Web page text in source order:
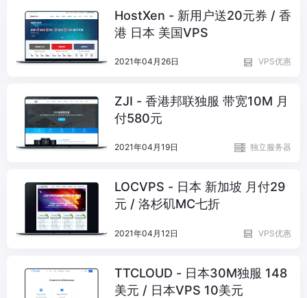
HostXen - 新用户送20元券 / 香
港 日本 美国VPS
2021年04月26日 VPS优惠
ZJI - 香港邦联独服 带宽10M 月
付580元
2021年04月19日 独立服务器
LOCVPS - 日本 新加坡 月付29
元 / 洛杉矶MC七折
2021年04月12日 VPS优惠
TTCLOUD - 日本30M独服 148
美元 / 日本VPS 10美元